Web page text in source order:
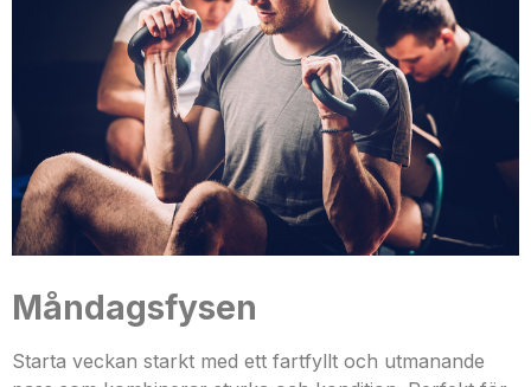
Måndagsfysen
Starta veckan starkt med ett fartfyllt och utmanande